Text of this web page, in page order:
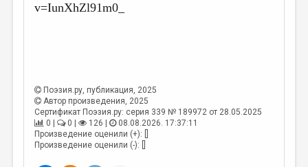
МАЛАЯ ПРОЗА
КУЛЬТУРОВЕДЕНИЕ
ПУБЛИЦИСТИКА
РЕЦЕНЗИРОВАНИЕ
v=IunXhZl91m0_
Поэзия.ру, публикация, 2025
Автор произведения, 2025
Сертификат Поэзия.ру: серия 339 № 189972 от 28.05.2025
0 |
0 | 126 |
08.08.2026. 17:37:11
Произведение оценили (+): []
Произведение оценили (-): []